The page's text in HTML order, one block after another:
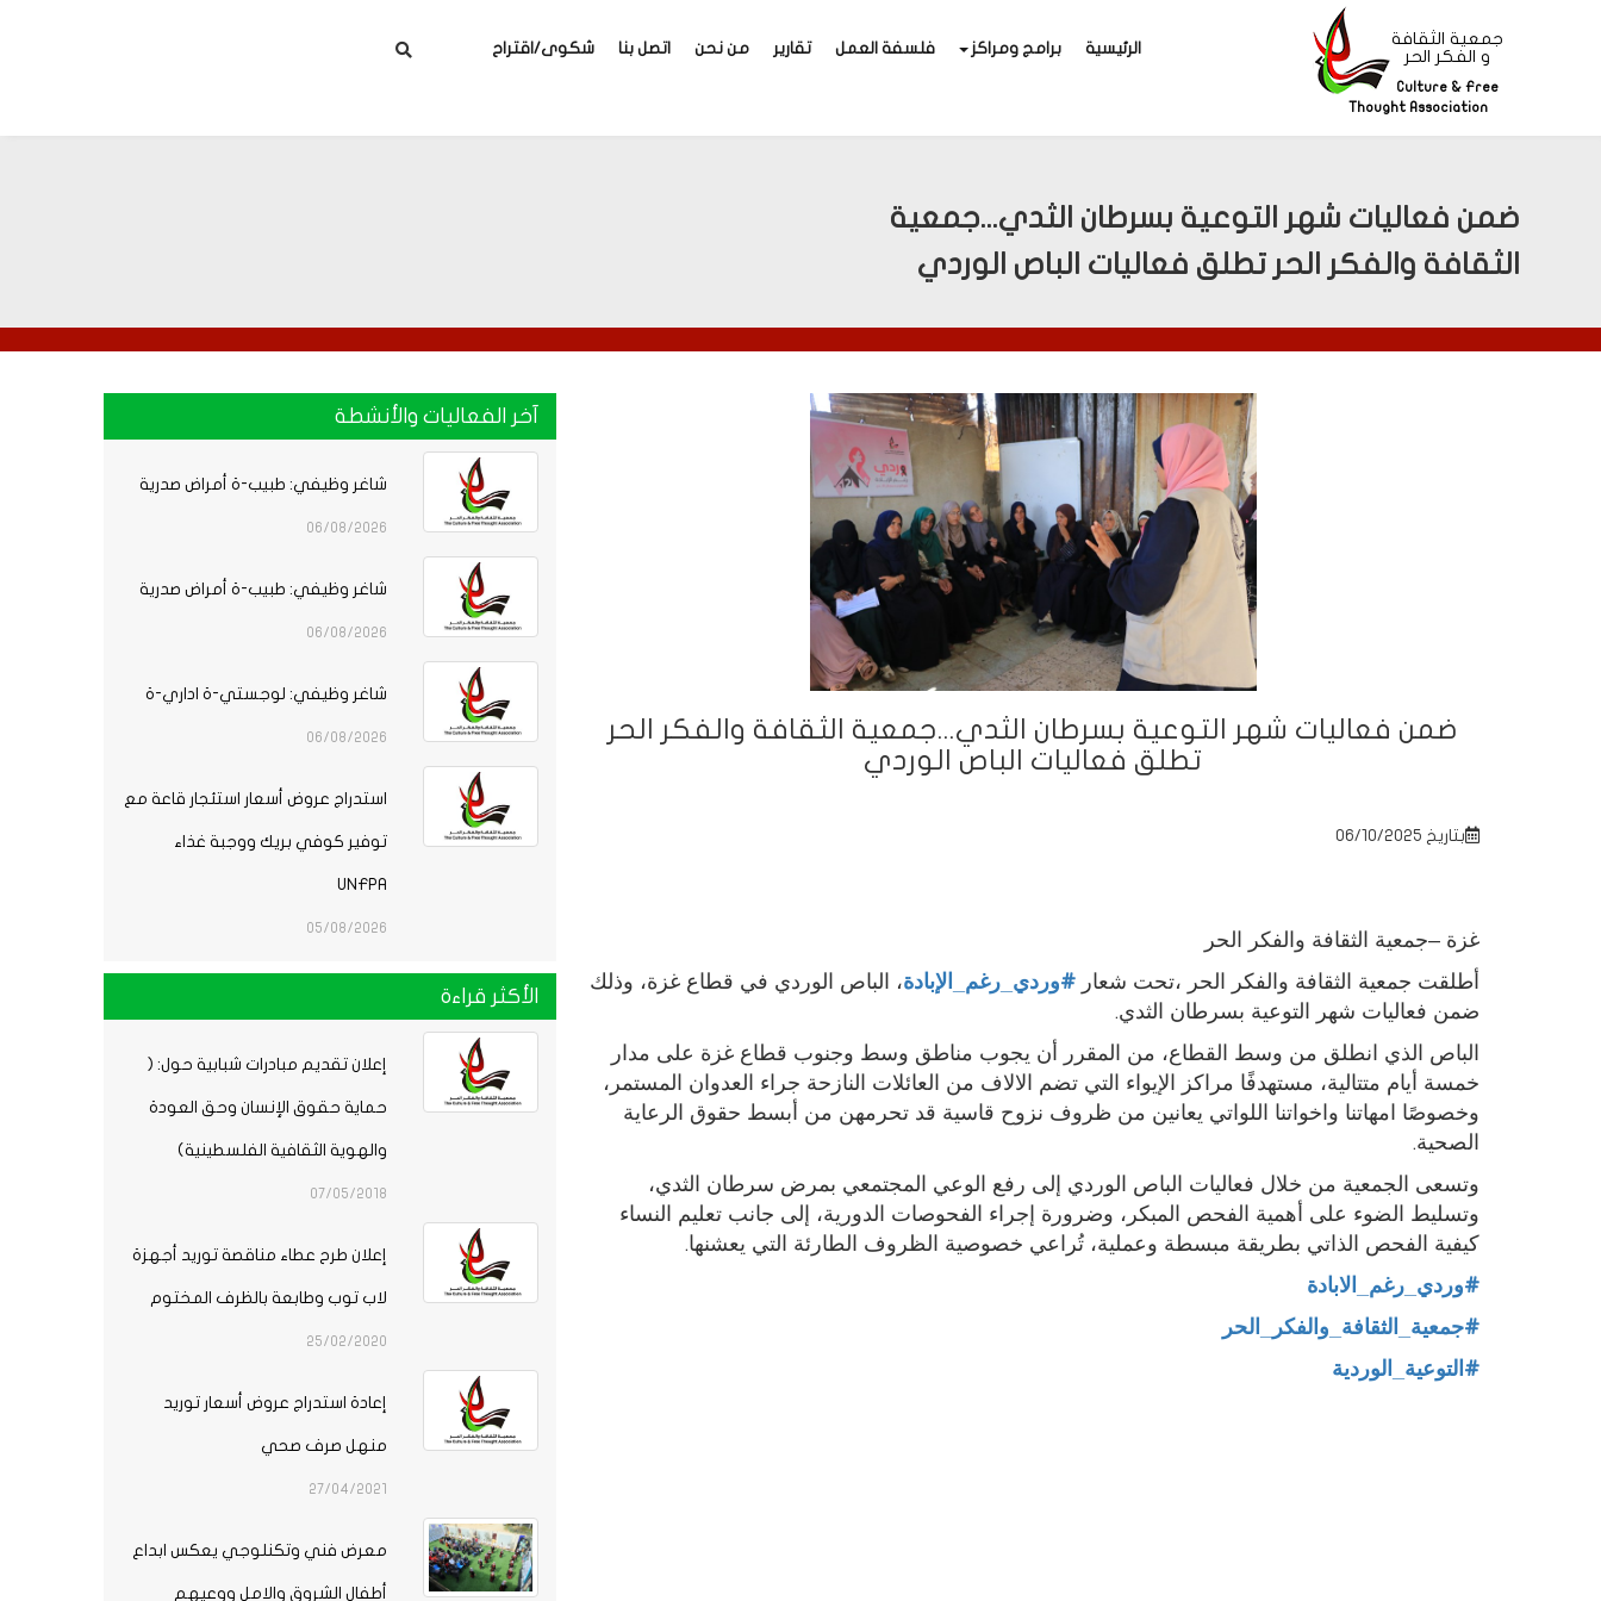
جمعية الثقافة
و الفكر الحر
Culture & Free
Thought Association
الرئيسية برامج ومراكز فلسفة العمل تقارير من نحن اتصل بنا شكوى/اقتراح
ضمن فعاليات شهر التوعية بسرطان الثدي...جمعية
الثقافة والفكر الحر تطلق فعاليات الباص الوردي
ضمن فعاليات شهر التوعية بسرطان الثدي...جمعية الثقافة والفكر الحر
تطلق فعاليات الباص الوردي
بتاريخ 06/10/2025
غزة –جمعية الثقافة والفكر الحر
أطلقت جمعية الثقافة والفكر الحر ،تحت شعار #وردي_رغم_الإبادة، الباص الوردي في قطاع غزة، وذلك
ضمن فعاليات شهر التوعية بسرطان الثدي.
الباص الذي انطلق من وسط القطاع، من المقرر أن يجوب مناطق وسط وجنوب قطاع غزة على مدار
خمسة أيام متتالية، مستهدفًا مراكز الإيواء التي تضم الالاف من العائلات النازحة جراء العدوان المستمر،
وخصوصًا امهاتنا واخواتنا اللواتي يعانين من ظروف نزوح قاسية قد تحرمهن من أبسط حقوق الرعاية
الصحية.
وتسعى الجمعية من خلال فعاليات الباص الوردي إلى رفع الوعي المجتمعي بمرض سرطان الثدي،
وتسليط الضوء على أهمية الفحص المبكر، وضرورة إجراء الفحوصات الدورية، إلى جانب تعليم النساء
كيفية الفحص الذاتي بطريقة مبسطة وعملية، تُراعي خصوصية الظروف الطارئة التي يعشنها.
#وردي_رغم_الابادة
#جمعية_الثقافة_والفكر_الحر
# التوعية_الوردية
آخر الفعاليات والأنشطة
شاغر وظيفي: طبيب-ة أمراض صدرية
06/08/2026
شاغر وظيفي: طبيب-ة أمراض صدرية
06/08/2026
شاغر وظيفي: لوجستي-ة اداري-ة
06/08/2026
استدراج عروض أسعار استئجار قاعة مع
توفير كوفي بريك ووجبة غذاء
UNFPA
05/08/2026
الأكثر قراءة
إعلان تقديم مبادرات شبابية حول: (
حماية حقوق الإنسان وحق العودة
والهوية الثقافية الفلسطينية)
07/05/2018
إعلان طرح عطاء مناقصة توريد أجهزة
لاب توب وطابعة بالظرف المختوم
25/02/2020
إعادة استدراج عروض أسعار توريد
منهل صرف صحي
27/04/2021
معرض فني وتكنلوجي يعكس ابداع
أطفال الشروق والامل ووعيهم